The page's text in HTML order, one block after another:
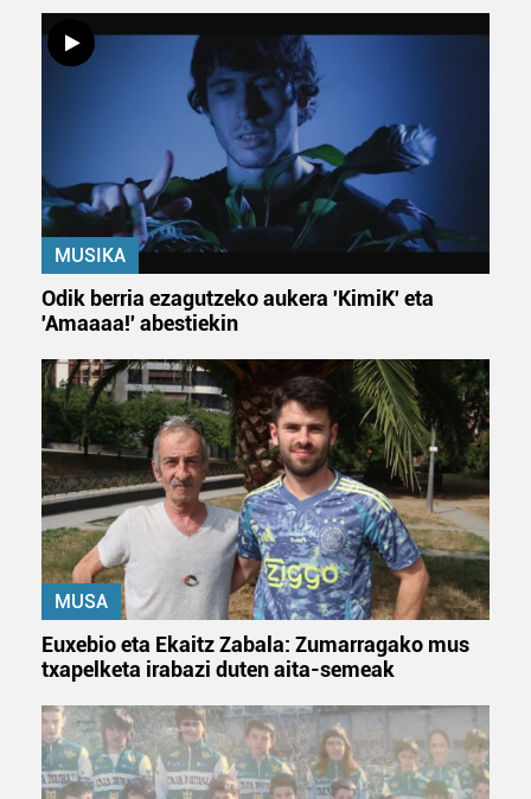
Webgune honek cookie propioak eta hirugarrenen cookie-
fitxategiak erabiltzen ditu. Zure esperientzia eta
zerbitzuak hobetzeko asmoz, cookie teknologiaz
baliatzen gara. Ohar hau onartuz gero, teknologia hori
erabiltzeko baimen esplizitua ematen diguzu.
irakurri
MUSIKA
Odik berria ezagutzeko aukera 'KimiK' eta
'Amaaaa!' abestiekin
MUSA
Euxebio eta Ekaitz Zabala: Zumarragako mus
txapelketa irabazi duten aita-semeak